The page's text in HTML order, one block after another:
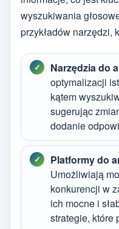
wyszukiwania
przykładów narzędzi,
Narzędzia do
optymalizacji
kątem
sugerując
dodanie
Platformy do
Umożliwiają
konkurencji w
ich mocne i
strategie, które